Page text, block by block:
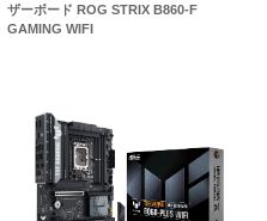
ザーボード ROG STRIX B860-F
GAMING WIFI